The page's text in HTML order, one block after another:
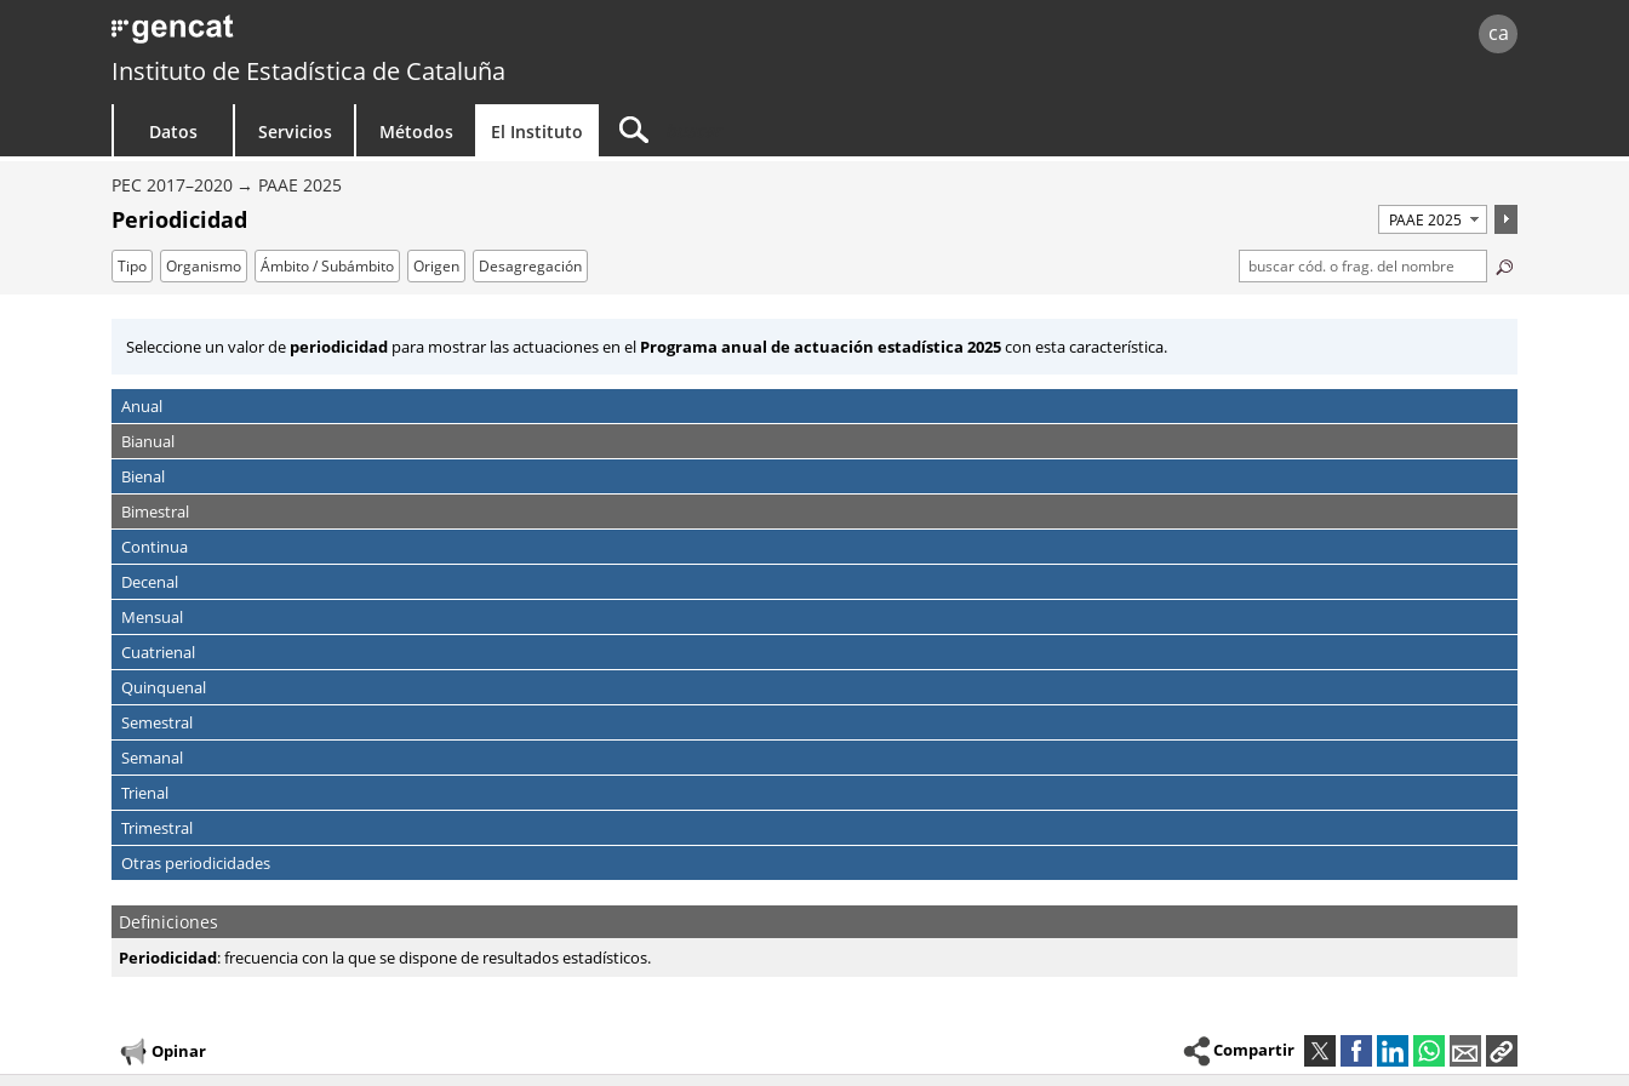
ca
Instituto de Estadística de Cataluña
Datos Servicios Métodos El Instituto
PEC 2017–2020 PAAE 2025
Periodicidad
Tipo Organismo Ámbito / Subámbito Origen Desagregación
Seleccione un valor de periodicidad para mostrar las actuaciones en el Programa anual de actuación estadística 2025con esta característica.
Anual
Bianual
Bienal
Bimestral
Continua
Decenal
Mensual
Cuatrienal
Quinquenal
Semestral
Semanal
Trienal
Trimestral
Otras periodicidades
Definiciones
Periodicidad: frecuencia con la que se dispone de resultados estadísticos.
Opinar Compartir